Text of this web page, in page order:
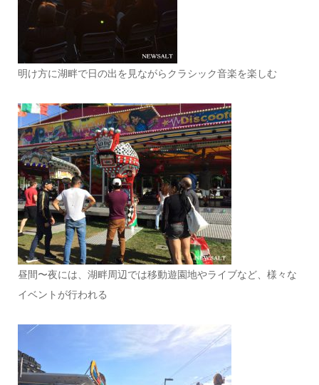
明け方に湖畔で日の出を見ながらクラシック音楽を楽しむ
昼間〜夜には、湖畔周辺では移動遊園地やライブなど、様々な
イベントが行われる